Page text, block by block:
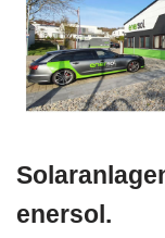
enersol.